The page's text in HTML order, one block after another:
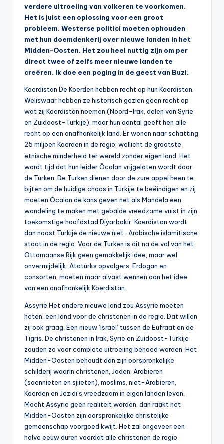
verdere uitroeiing van volkeren te voorkomen.
Het is juist een oplossing voor een groot
probleem. Westerse politici moeten ophouden
met hun doemdenkerij over nieuwe landen in het
Midden-Oosten. Het zou heel nuttig zijn om per
direct twee of zelfs meer nieuwe landen te
creëren. Ik doe een poging in de geest van Buzi.
Koerdistan De Koerden hebben recht op hun Koerdistan.
Weliswaar hebben ze historisch gezien geen recht op
wat zij Koerdistan noemen (Noord-Irak, delen van Syrië
en Zuidoost-Turkije), maar hun aantal geeft hen alle
recht op een onafhankelijk land. Er wonen naar schatting
25 miljoen Koerden in de regio, wellicht de grootste
etnische minderheid ter wereld zonder eigen land. Het
wordt tijd dat hun leider Öcalan vrijgelaten wordt door
de Turken. De Turken dienen door de zure appel heen te
bijten om de huidige chaos in Turkije te beëindigen en zij
moeten Öcalan de kans geven net als Mandela een
wandeling te maken met gebalde vreedzame vuist in zijn
toekomstige hoofdstad Diyarbakir. Koerdistan wordt
dan naast Turkije de nieuwe niet-Arabische islamitische
staat in de regio. Voor de Turken is dit na de val van het
Ottomaanse Rijk geen gemakkelijk idee, maar wel
onvermijdelijk. Atatürks opvolgers, Erdogan en
consorten, moeten maar alvast wennen aan het idee
van een onafhankelijk Koerdistan.
Assyrië Het andere nieuwe land zou Assyrië moeten
heten, een land voor de christenen in de regio. Dat willen
zij ook graag. Een nieuw ‘Israël’ tussen de Eufraat en de
Tigris. De christenen in Irak, Syrië en Zuidoost-Turkije
zouden zo voor complete uitroeiing behoed worden. Het
Midden-Oosten behoudt dan zijn oorspronkelijke
schilderij waarin christenen, Joden, Arabieren
(soennieten en sjiieten), moslims, niet-Arabieren,
Koerden en Jezidi’s vreedzaam in eigen landen leven.
Mocht Assyrië geen realiteit worden, dan raakt het
Midden-Oosten zijn oorspronkelijke christelijke
gemeenschap voorgoed kwijt. Het zal ongeveer een
halve eeuw duren voordat alle christenen de regio